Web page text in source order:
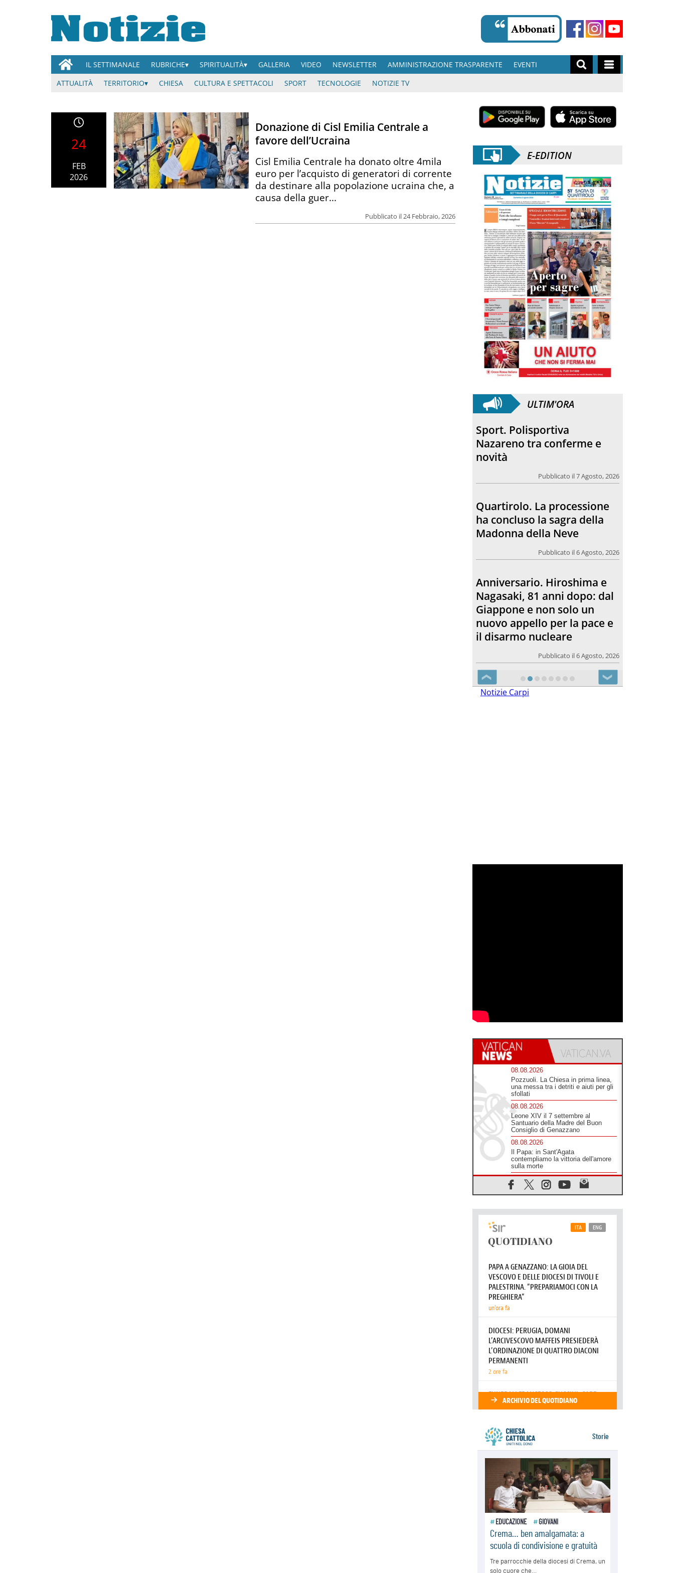
IL SETTIMANALE RUBRICHE SPIRITUALITÀ GALLERIA VIDEO NEWSLETTER AMMINISTRAZIONE TRASPARENTE
EVENTI
ATTUALITÀ
TERRITORIO CHIESA CULTURA E SPETTACOLI SPORT TECNOLOGIE NOTIZIE TV
24
FEB
2026
Donazione di Cisl Emilia Centrale a
favore dell’Ucraina
Pubblicato il 24 Febbraio, 2026
Cisl Emilia Centrale ha donato oltre 4mila
euro per l’acquisto di generatori di corrente
da destinare alla popolazione ucraina che, a
causa della guer...
E-EDITION
ULTIM'ORA
Quartirolo. La processione
ha concluso la sagra della
Madonna della Neve
Pubblicato il 6 Agosto, 2026
Anniversario. Hiroshima e
Nagasaki, 81 anni dopo: dal
Giappone e non solo un
nuovo appello per la pace e
il disarmo nucleare
Pubblicato il 6 Agosto, 2026
Morto Francesco Guccini.
L’amico teologo, “un faro
per molti: coerente fino alla
Pubblicato il 6 Agosto, 2026
❮
08.08.2026
Pozzuoli. La Chiesa in prima linea,
una messa tra i detriti e aiuti per gli
sfollati
08.08.2026
Leone XIV il 7 settembre al
Santuario della Madre del Buon
Consiglio di Genazzano
08.08.2026
Il Papa: in Sant'Agata
contempliamo la vittoria dell'amore
sulla morte
08.08.2026
dell'8 agosto
Spin Time, Reina: Cristo non abita
nei palazzi del potere ma si
identifica coi senzatetto
SIGNIS 2026, la comunicazione al
servizio del Vangelo
08.08.2026
Argentina, l'arcivescovo Colombo:
Tonalestate 2026, i giovani
sconfiggono la paura
08.08.2026
Marcinelle, 70 anni dopo istituita la
Arabia Saudita, Turchia e Pakistan
stringono una nuova alleanza
militare in Medio Oriente